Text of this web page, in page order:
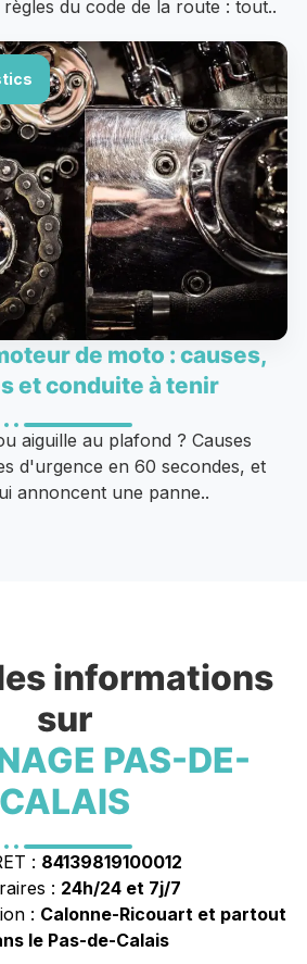
du code de la route : tout..
de moto : causes,
et conduite à tenir
aiguille au plafond ? Causes
d'urgence en 60 secondes, et
annoncent une panne..
informations
sur
PAS-DE-
CALAIS
: 84139819100012
: 24h/24 et 7j/7
: Calonne-Ricouart et partout
le Pas-de-Calais